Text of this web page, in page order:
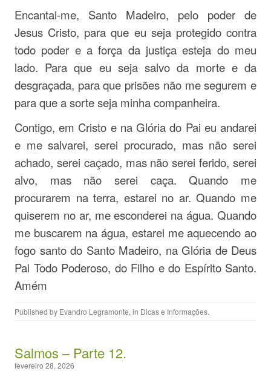
Encantai-me, Santo Madeiro, pelo poder de
Jesus Cristo, para que eu seja protegido contra
todo poder e a força da justiça esteja do meu
lado. Para que eu seja salvo da morte e da
desgraçada, para que prisões não me segurem e
para que a sorte seja minha companheira.
Contigo, em Cristo e na Glória do Pai eu andarei
e me salvarei, serei procurado, mas não serei
achado, serei caçado, mas não serei ferido, serei
alvo, mas não serei caça. Quando me
procurarem na terra, estarei no ar. Quando me
quiserem no ar, me esconderei na água. Quando
me buscarem na água, estarei me aquecendo ao
fogo santo do Santo Madeiro, na Glória de Deus
Pai Todo Poderoso, do Filho e do Espírito Santo.
Amém
Published by Evandro Legramonte, in Dicas e Informações.
Salmos – Parte 12.
fevereiro 28, 2026